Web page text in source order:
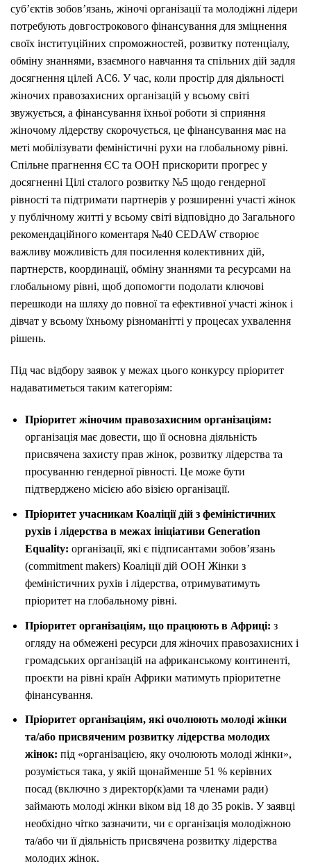
суб’єктів зобов’язань, жіночі організації та молодіжні лідери
потребують довгострокового фінансування для зміцнення
своїх інституційних спроможностей, розвитку потенціалу,
обміну знаннями, взаємного навчання та спільних дій задля
досягнення цілей AC6. У час, коли простір для діяльності
жіночих правозахисних організацій у всьому світі
звужується, а фінансування їхньої роботи зі сприяння
жіночому лідерству скорочується, це фінансування має на
меті мобілізувати феміністичні рухи на глобальному рівні.
Спільне прагнення ЄС та ООН прискорити прогрес у
досягненні Цілі сталого розвитку №5 щодо гендерної
рівності та підтримати партнерів у розширенні участі жінок
у публічному житті у всьому світі відповідно до Загального
рекомендаційного коментаря №40 CEDAW створює
важливу можливість для посилення колективних дій,
партнерств, координації, обміну знаннями та ресурсами на
глобальному рівні, щоб допомогти подолати ключові
перешкоди на шляху до повної та ефективної участі жінок і
дівчат у всьому їхньому різноманітті у процесах ухвалення
рішень.
Під час відбору заявок у межах цього конкурсу пріоритет
надаватиметься таким категоріям:
Пріоритет жіночим правозахисним організаціям:
організація має довести, що її основна діяльність
присвячена захисту прав жінок, розвитку лідерства та
просуванню гендерної рівності. Це може бути
підтверджено місією або візією організації.
Пріоритет учасникам Коаліції дій з феміністичних
рухів і лідерства в межах ініціативи Generation
Equality: організації, які є підписантами зобов’язань
(commitment makers) Коаліції дій ООН Жінки з
феміністичних рухів і лідерства, отримуватимуть
пріоритет на глобальному рівні.
Пріоритет організаціям, що працюють в Африці: з
огляду на обмежені ресурси для жіночих правозахисних і
громадських організацій на африканському континенті,
проєкти на рівні країн Африки матимуть пріоритетне
фінансування.
Пріоритет організаціям, які очолюють молоді жінки
та/або присвяченим розвитку лідерства молодих
жінок: під «організацією, яку очолюють молоді жінки»,
розуміється така, у якій щонайменше 51 % керівних
посад (включно з директор(к)ами та членами ради)
займають молоді жінки віком від 18 до 35 років. У заявці
необхідно чітко зазначити, чи є організація молодіжною
та/або чи її діяльність присвячена розвитку лідерства
молодих жінок.